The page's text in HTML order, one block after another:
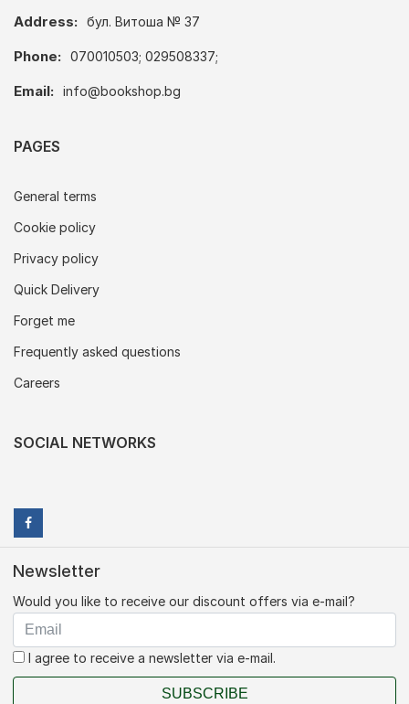
Address: бул. Витоша № 37
Phone: 070010503; 029508337;
Email: info@bookshop.bg
PAGES
General terms
Cookie policy
Privacy policy
Quick Delivery
Forget me
Frequently asked questions
Careers
SOCIAL NETWORKS
Newsletter
Would you like to receive our discount offers via e-mail?
I agree to receive a newsletter via e-mail.
SUBSCRIBE